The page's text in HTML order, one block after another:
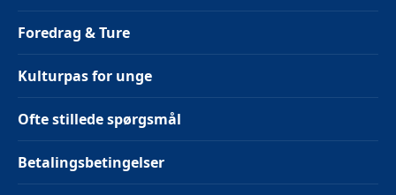
Foredrag & Ture
Kulturpas for unge
Ofte stillede spørgsmål
Betalingsbetingelser